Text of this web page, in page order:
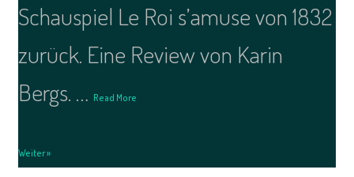
Schauspiel Le Roi s’amuse von 1832
zurück. Eine Review von Karin
Bergs. … Read More
Weiter »